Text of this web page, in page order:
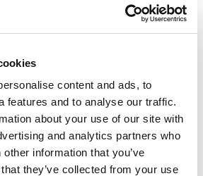
content and ads, to
features and to analyse our traffic.
about your use of our site with
and analytics partners who
information that you’ve
they’ve collected from your use
ANZEIGEN
dass mir externe
Dies bedeutet, dass
an Drittplattformen
Weitere Informationen